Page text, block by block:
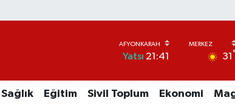
Yatsı 21:41 31 °
Sağlık Eğitim Sivil Toplum Ekonomi